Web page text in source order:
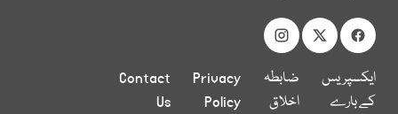
ایکسپریس
کے بارے
ضابطہ
اخلاق
Privacy
Policy
Contact
Us